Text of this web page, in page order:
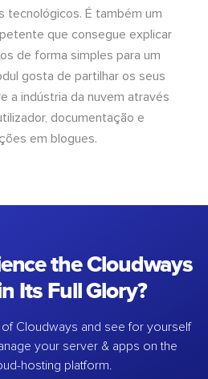
tecnológicos. É também um
que consegue explicar
de forma simples para um
gosta de partilhar os seus
a indústria da nuvem através
documentação e
em blogues.
the Cloudways
Its Full Glory?
of Cloudways and see for yourself
your server & apps on the
hosting platform.